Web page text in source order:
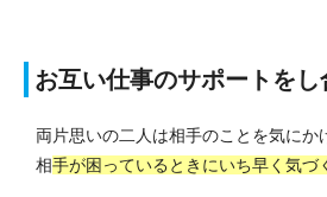
お互い仕事のサポートをし
両片思いの二人は相手のことを気にか
相手が困っているときにいち早く気づ